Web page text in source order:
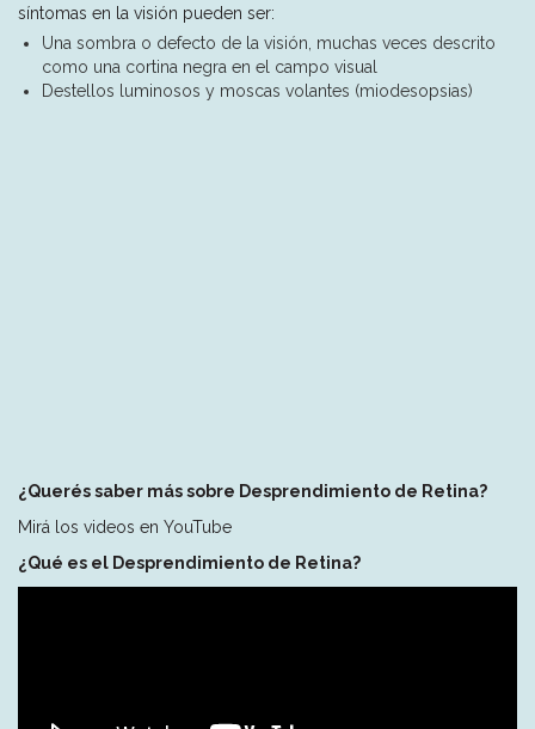
síntomas en la visión pueden ser:
Una sombra o defecto de la visión, muchas veces descrito
como una cortina negra en el campo visual
Destellos luminosos y moscas volantes (miodesopsias)
¿Querés saber más sobre Desprendimiento de Retina?
Mirá los videos en YouTube
¿Qué es el Desprendimiento de Retina?